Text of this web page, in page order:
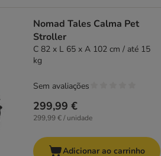
Nomad Tales Calma Pet
Stroller
C 82 x L 65 x A 102 cm / até 15
kg
299,99 €
299,99 € / unidade
Sem avaliações
Adicionar ao carrinho